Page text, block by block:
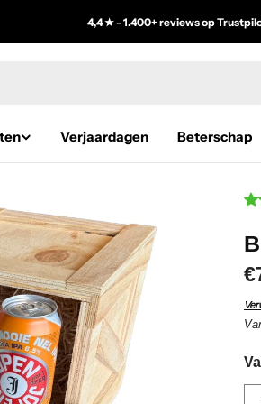
4,4 ★ - 1.400+ reviews op
Verjaardagen Beterschap